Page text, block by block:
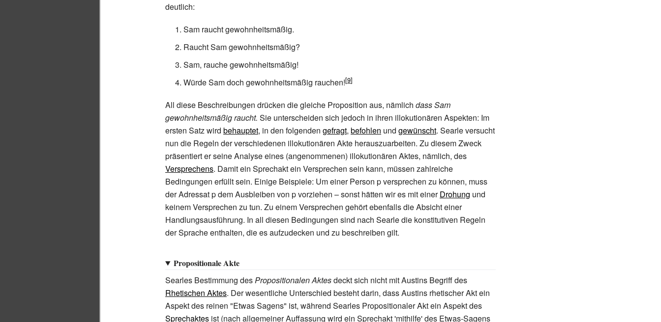
deutlich:
Sam raucht gewohnheitsmäßig.
Raucht Sam gewohnheitsmäßig?
Sam, rauche gewohnheitsmäßig!
Würde Sam doch gewohnheitsmäßig rauchen!
All diese Beschreibungen drücken die gleiche Proposition aus, nämlich dass Sam
gewohnheitsmäßig raucht. Sie unterscheiden sich jedoch in ihren illokutionären Aspekten: Im
ersten Satz wird behauptet, in den folgenden gefragt, befohlen und gewünscht. Searle versucht
nun die Regeln der verschiedenen illokutionären Akte herauszuarbeiten. Zu diesem Zweck
präsentiert er seine Analyse eines (angenommenen) illokutionären Aktes, nämlich, des
Versprechens. Damit ein Sprechakt ein Versprechen sein kann, müssen zahlreiche
Bedingungen erfüllt sein. Einige Beispiele: Um einer Person p versprechen zu können, muss
der Adressat p dem Ausbleiben von p vorziehen – sonst hätten wir es mit einerDrohung und
keinem Versprechen zu tun. Zu einem Versprechen gehört ebenfalls die Absicht einer
Handlungsausführung. In all diesen Bedingungen sind nach Searle die konstitutiven Regeln
der Sprache enthalten, die es aufzudecken und zu beschreiben gilt.
Propositionale Akte
Searles Bestimmung desPropositionalen Aktesdeckt sich nicht mit Austins Begriff des
Rhetischen Aktes. Der wesentliche Unterschied besteht darin, dass Austins rhetischer Akt ein
Aspekt des reinen "Etwas Sagens" ist, während Searles Propositionaler Akt ein Aspekt des
Sprechaktes ist (nach allgemeiner Auffassung wird ein Sprechakt 'mithilfe' des Etwas-Sagens